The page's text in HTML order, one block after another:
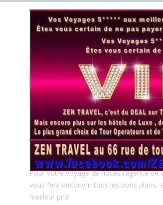
Pour votre voyage de noces l’agence
vous fera découvrir tous les bons plans,
meilleur prix!